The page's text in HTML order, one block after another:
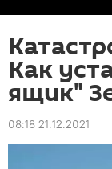
Как
ящик"
08:18 21.12.2021